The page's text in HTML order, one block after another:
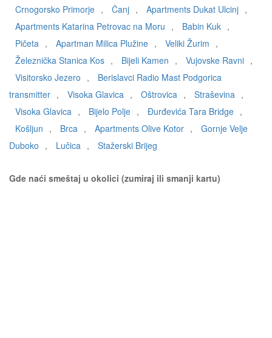
Crnogorsko Primorje , Čanj , Apartments Dukat Ulcinj ,
Apartments Katarina Petrovac na Moru , Babin Kuk ,
Pičeta , Apartman Milica Plužine , Veliki Žurim ,
Železnička Stanica Kos , Bijeli Kamen , Vujovske Ravni ,
Visitorsko Jezero ,
Berislavci Radio Mast Podgorica
transmitter , Visoka Glavica , Oštrovica , Straševina ,
Visoka Glavica , Bijelo Polje , Đurđevića Tara Bridge ,
Košljun , Brca , Apartments Olive Kotor ,
Gornje Velje
Duboko , Lučica , Stažerski Brijeg
Gde naći smeštaj u okolici (zumiraj ili smanji kartu)